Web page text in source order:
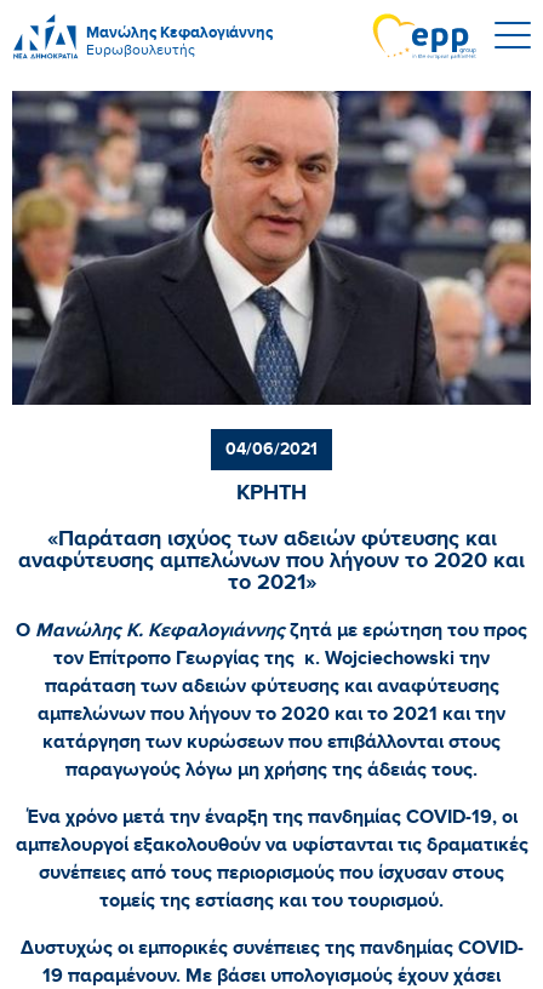
Μανώλης Κεφαλογιάννης
Ευρωβουλευτής
04/06/2021
ΚΡΗΤΗ
«Παράταση ισχύος των αδειών φύτευσης και
αναφύτευσης αμπελώνων που λήγουν το 2020 και
το 2021»
Ο Μανώλης Κ. Κεφαλογιάννηςζητά με ερώτηση του προς
τον Επίτροπο Γεωργίας της κ. Wojciechowski την
παράταση των αδειών φύτευσης και αναφύτευσης
αμπελώνων που λήγουν το 2020 και το 2021 και την
κατάργηση των κυρώσεων που επιβάλλονται στους
παραγωγούς λόγω μη χρήσης της άδειάς τους.
Ένα χρόνο μετά την έναρξη της πανδημίας COVID-19, οι
αμπελουργοί εξακολουθούν να υφίστανται τις δραματικές
συνέπειες από τους περιορισμούς που ίσχυσαν στους
τομείς της εστίασης και του τουρισμού.
Δυστυχώς οι εμπορικές συνέπειες της πανδημίας COVID-
19 παραμένουν. Με βάσει υπολογισμούς έχουν χάσει